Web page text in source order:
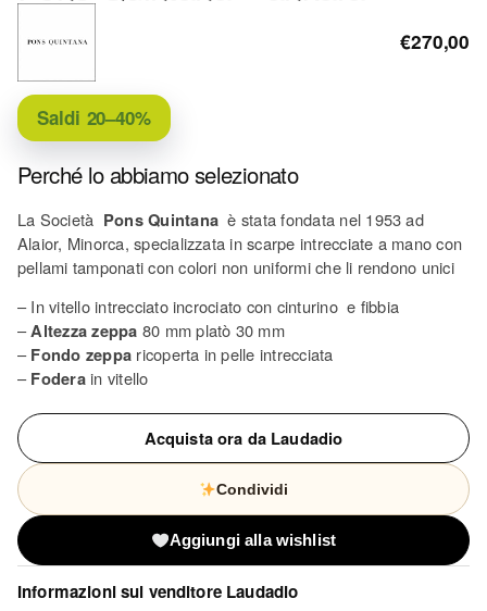
€270,00
Saldi 20–40%
Perché lo abbiamo selezionato
La Società Pons Quintana è stata fondata nel 1953 ad
Alaior, Minorca, specializzata in scarpe intrecciate a mano con
pellami tamponati con colori non uniformi che li rendono unici
– In vitello intrecciato incrociato con cinturino e fibbia
–Altezza zeppa 80 mm platò 30 mm
–Fondo zeppa ricoperta in pelle intrecciata
–Foderain vitello
Acquista ora da Laudadio
Condividi
Aggiungi alla wishlist
Informazioni sul venditore Laudadio